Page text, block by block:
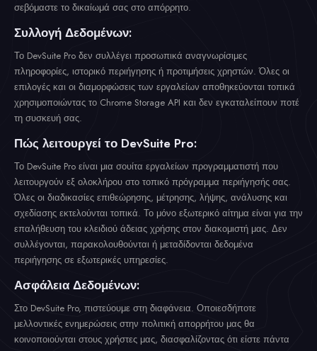
σεβόμαστε το δικαίωμά σας στο απόρρητο.
Συλλογή Δεδομένων:
Το DevSuite Pro δεν συλλέγει προσωπικά αναγνωρίσιμες
πληροφορίες, ιστορικό περιήγησης ή προτιμήσεις χρηστών. Όλες οι
επιλογές και οι διαμορφώσεις των εργαλείων αποθηκεύονται τοπικά
χρησιμοποιώντας το Chrome Storage API και δεν εγκαταλείπουν ποτέ
τη συσκευή σας.
Πώς λειτουργεί το DevSuite Pro:
Το DevSuite Pro είναι μια σουίτα εργαλείων προγραμματιστή που
λειτουργούν εξ ολοκλήρου στο τοπικό πρόγραμμα περιήγησής σας.
Όλες οι διαδικασίες επιθεώρησης, μέτρησης, λήψης, ανάλυσης και
σχεδίασης εκτελούνται τοπικά. Το μόνο εξωτερικό αίτημα είναι για την
επαλήθευση του κλειδιού άδειας χρήσης στον διακομιστή μας. Δεν
συλλέγονται, παρακολουθούνται ή μεταδίδονται δεδομένα
περιήγησης σε εξωτερικές υπηρεσίες.
Ασφάλεια Δεδομένων:
Στο DevSuite Pro, πιστεύουμε στη διαφάνεια. Οποιεσδήποτε
μελλοντικές ενημερώσεις στην πολιτική απορρήτου μας θα
κοινοποιούνται στους χρήστες μας, διασφαλίζοντας ότι είστε πάντα